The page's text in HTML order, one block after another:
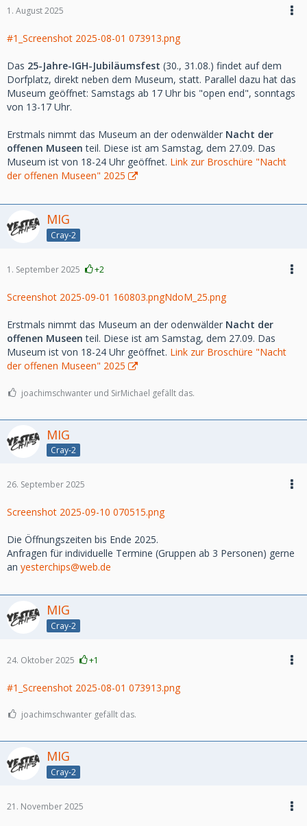
1. August 2025
#1_Screenshot 2025-08-01 073913.png
Das 25-Jahre-IGH-Jubiläumsfest (30., 31.08.) findet auf dem
Dorfplatz, direkt neben dem Museum, statt. Parallel dazu hat das
Museum geöffnet: Samstags ab 17 Uhr bis "open end", sonntags
von 13-17 Uhr.
Erstmals nimmt das Museum an der odenwälder Nacht der
offenen Museen teil. Diese ist am Samstag, dem 27.09. Das
Museum ist von 18-24 Uhr geöffnet. Link zur Broschüre "Nacht
der offenen Museen" 2025
MIG
Cray-2
1. September 2025 +2
Screenshot 2025-09-01 160803.pngNdoM_25.png
Erstmals nimmt das Museum an der odenwälder Nacht der
offenen Museen teil. Diese ist am Samstag, dem 27.09. Das
Museum ist von 18-24 Uhr geöffnet. Link zur Broschüre "Nacht
der offenen Museen" 2025
joachimschwanter und SirMichael gefällt das.
MIG
Cray-2
26. September 2025
Screenshot 2025-09-10 070515.png
Die Öffnungszeiten bis Ende 2025.
Anfragen für individuelle Termine (Gruppen ab 3 Personen) gerne
an yesterchips@web.de
MIG
Cray-2
24. Oktober 2025 +1
#1_Screenshot 2025-08-01 073913.png
joachimschwanter gefällt das.
MIG
Cray-2
21. November 2025